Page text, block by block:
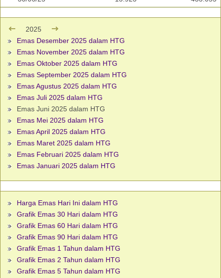
2025
Emas Desember 2025 dalam HTG
Emas November 2025 dalam HTG
Emas Oktober 2025 dalam HTG
Emas September 2025 dalam HTG
Emas Agustus 2025 dalam HTG
Emas Juli 2025 dalam HTG
Emas Juni 2025 dalam HTG
Emas Mei 2025 dalam HTG
Emas April 2025 dalam HTG
Emas Maret 2025 dalam HTG
Emas Februari 2025 dalam HTG
Emas Januari 2025 dalam HTG
Harga Emas Hari Ini dalam HTG
Grafik Emas 30 Hari dalam HTG
Grafik Emas 60 Hari dalam HTG
Grafik Emas 90 Hari dalam HTG
Grafik Emas 1 Tahun dalam HTG
Grafik Emas 2 Tahun dalam HTG
Grafik Emas 5 Tahun dalam HTG